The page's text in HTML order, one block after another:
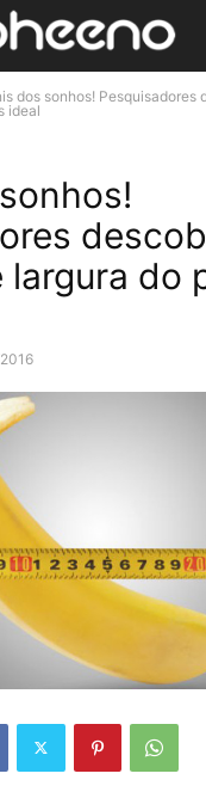
dos sonhos! Pesquisadores
ideal
largura do